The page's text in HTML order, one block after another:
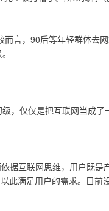
言，90后等年轻群体去
仅仅是把互联网当成了
据互联网思维，用户既
满足用户的需求。目前没